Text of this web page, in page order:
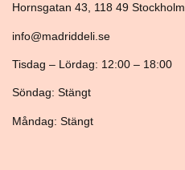
Hornsgatan 43, 118 49 Stockholm
info@madriddeli.se
Tisdag – Lördag: 12:00 – 18:00
Söndag: Stängt
Måndag: Stängt